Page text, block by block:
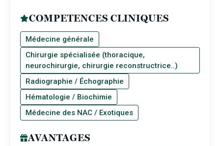
COMPETENCES CLINIQUES
Médecine générale
Chirurgie spécialisée (thoracique,
neurochirurgie, chirurgie reconstructrice..)
Radiographie / Échographie
Hématologie / Biochimie
Médecine des NAC / Exotiques
AVANTAGES